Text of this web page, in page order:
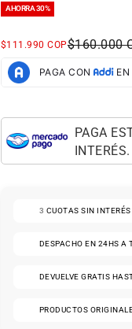
AHORRA 30%
PRECIO DE OFERTA
$111.990 COPPRECIO
$160.000
PAGA
INTERÉS.
3 CUOTAS SIN INTERÉS
DESPACHO EN 24HS A
DEVUELVE GRATIS
PRODUCTOS